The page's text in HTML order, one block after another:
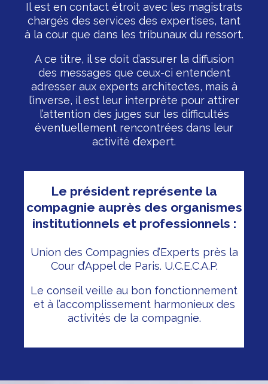
Il est en contact étroit avec les magistrats
chargés des services des expertises, tant
à la cour que dans les tribunaux du ressort.
A ce titre, il se doit d’assurer la diffusion
des messages que ceux-ci entendent
adresser aux experts architectes, mais à
l’inverse, il est leur interprète pour attirer
l’attention des juges sur les difficultés
éventuellement rencontrées dans leur
activité d’expert.
Le président représente la
compagnie auprès des organismes
institutionnels et professionnels :
Union des Compagnies d’Experts près la
Cour d’Appel de Paris. U.C.E.C.A.P.
Le conseil veille au bon fonctionnement
et à l’accomplissement harmonieux des
activités de la compagnie.